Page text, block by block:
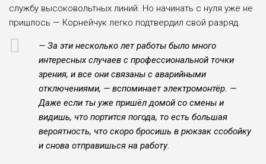
службу высоковольтных линий. Но начинать с нуля уже не
пришлось — Корнейчук легко подтвердил свой разряд.
— За эти несколько лет работы было много
интересных случаев с профессиональной точки
зрения, и все они связаны с аварийными
отключениями, — вспоминает электромонтёр. —
Даже если ты уже пришёл домой со смены и
видишь, что портится погода, то есть большая
вероятность, что скоро бросишь в рюкзак ссобойку
и снова отправишься на работу.